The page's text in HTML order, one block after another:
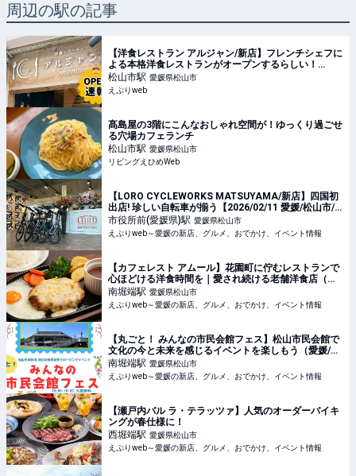
周辺の駅の記事
【洋食レストラン アルジャン/新店】フレンチシェフに
よる本格洋食レストランがオープンするらしい！
（2026/07/02 愛媛/松山市）
松山市駅 愛媛県松山市
えぷりweb
髙島屋の3階にこんなおしゃれ空間が！ゆっくり過ごせ
る穴場カフェランチ
松山市駅 愛媛県松山市
リビングえひめWeb
【LORO CYCLEWORKS MATSUYAMA/新店】四国初
出店! 珍しい自転車が揃う【2026/02/11 愛媛/松山市/
自転車】
市役所前(愛媛県)駅 愛媛県松山市
えぷりweb～愛媛の新店、グルメ、おでかけ、イベント情報
【カフェレスト アムール】花園町に佇むレストランで
心ほどける洋食時間を｜愛され続ける老舗洋食店（愛
媛/松山市）
南堀端駅 愛媛県松山市
えぷりweb～愛媛の新店、グルメ、おでかけ、イベント情報
【丸ごと！ みんなの市民会館フェス】松山市民会館で
文化の今と未来を感じるイベントを楽しもう（愛媛/松
山市）
南堀端駅 愛媛県松山市
えぷりweb～愛媛の新店、グルメ、おでかけ、イベント情報
【瀬戸内バル ラ・テラッツァ】人気のオーダーバイキ
ングが春仕様に！
西堀端駅 愛媛県松山市
えぷりweb～愛媛の新店、グルメ、おでかけ、イベント情報